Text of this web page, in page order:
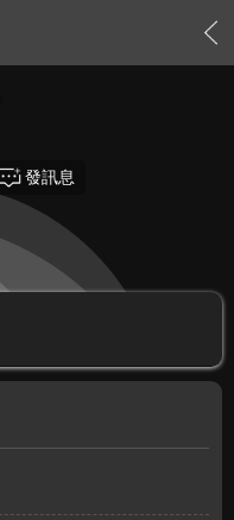
發訊息